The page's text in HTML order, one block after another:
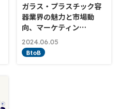
ガラス・プラスチック容
器業界の魅力と市場動
向、マーケティン…
2024.06.05
BtoB